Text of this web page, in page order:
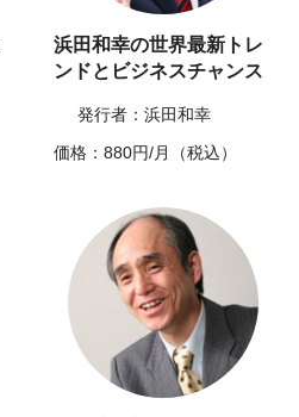
浜田和幸の世界最新トレ
ンドとビジネスチャンス
発行者：浜田和幸
価格：880円/月（税込）